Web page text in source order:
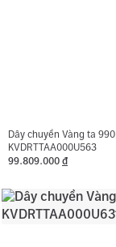
Dây chuyền Vàng ta 990
KVDRTTAA000U563
99.809.000 đ